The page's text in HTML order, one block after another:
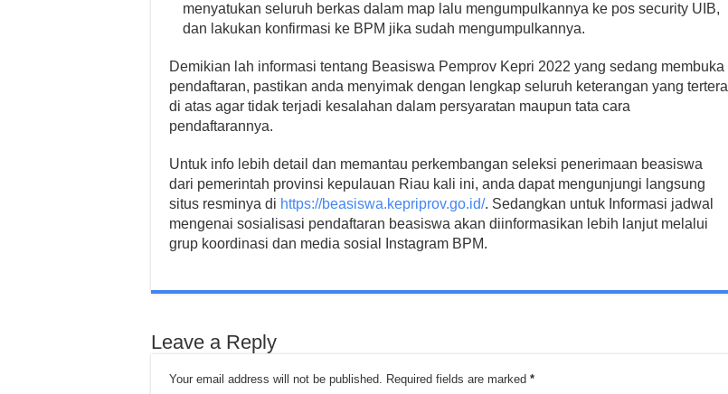
menyatukan seluruh berkas dalam map lalu mengumpulkannya ke pos security UIB,
dan lakukan konfirmasi ke BPM jika sudah mengumpulkannya.
Demikian lah informasi tentang Beasiswa Pemprov Kepri 2022 yang sedang membuka
pendaftaran, pastikan anda menyimak dengan lengkap seluruh keterangan yang tertera
di atas agar tidak terjadi kesalahan dalam persyaratan maupun tata cara
pendaftarannya.
Untuk info lebih detail dan memantau perkembangan seleksi penerimaan beasiswa
dari pemerintah provinsi kepulauan Riau kali ini, anda dapat mengunjungi langsung
situs resminya di https://beasiswa.kepriprov.go.id/. Sedangkan untuk Informasi jadwal
mengenai sosialisasi pendaftaran beasiswa akan diinformasikan lebih lanjut melalui
grup koordinasi dan media sosial Instagram BPM.
Leave a Reply
Your email address will not be published. Required fields are marked *